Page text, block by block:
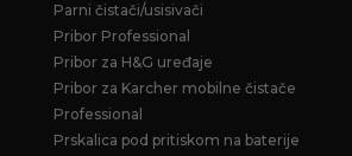
Parni čistači/usisivači
Pribor Professional
Pribor za H&G uređaje
Pribor za Karcher mobilne čistače
Professional
Prskalica pod pritiskom na baterije